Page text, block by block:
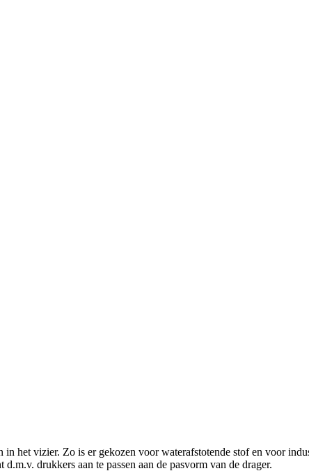
het vizier. Zo is er gekozen voor waterafstotende stof en voor
drukkers aan te passen aan de pasvorm van de drager.